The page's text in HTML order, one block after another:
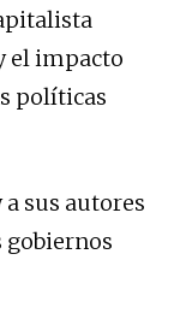
el impacto
políticas
sus autores
gobiernos